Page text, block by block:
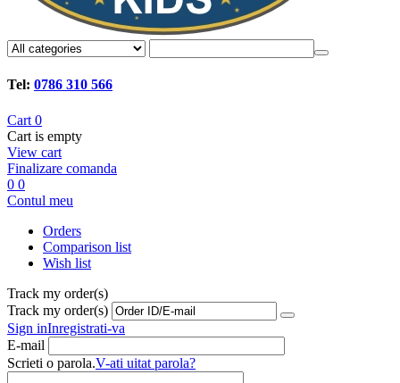
Tel: 0786 310 566
Cart 0
Cart is empty
View cart
Finalizare comanda
0 0
Contul meu
Orders
Comparison list
Wish list
Track my order(s)
Track my order(s)
Sign inInregistrati-va
E-mail
Scrieti o parola.V-ati uitat parola?